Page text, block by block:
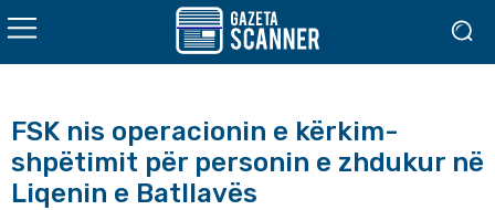
FSK nis operacionin e kërkim-
shpëtimit për personin e zhdukur në
Liqenin e Batllavës